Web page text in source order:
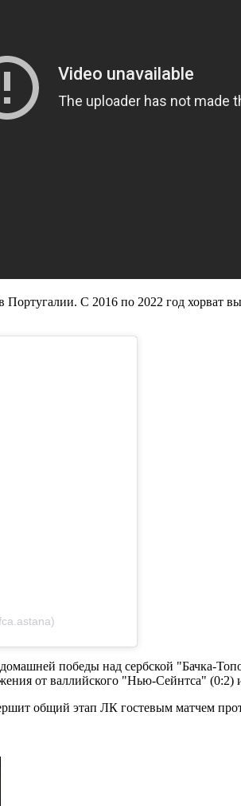
С 2016 по 2022 год хорват
победы над сербской "Бачка-
от валлийского "Нью-Сейнтса"
общий этап ЛК гостевым матчем